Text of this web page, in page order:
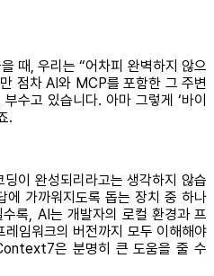
때, 우리는 “어차피 완벽하지 않으
점차 AI와 MCP를 포함한 그 주변
수고 있습니다. 아마 그렇게 ‘바이
.
이 완성되리라고는 생각하지 않습
에 가까워지도록 돕는 장치 중 하나
록, AI는 개발자의 로컬 환경과 프
임워크의 버전까지 모두 이해해야
은 분명히 큰 도움을 줄 수